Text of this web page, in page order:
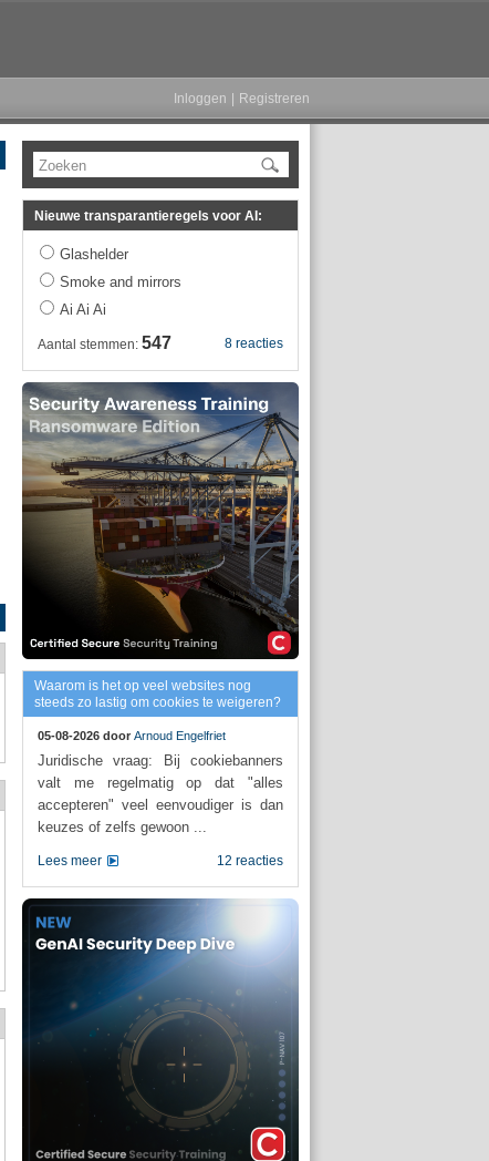
Inloggen Registreren
Zoeken
Nieuwe transparantieregels voor AI:
Glashelder
Smoke and mirrors
Ai Ai Ai
8 reacties
Aantal stemmen: 547
Waarom is het op veel websites nog
steeds zo lastig om cookies te weigeren?
05-08-2026 door Arnoud Engelfriet
Juridische vraag: Bij cookiebanners
valt me regelmatig op dat "alles
accepteren" veel eenvoudiger is dan
keuzes of zelfs gewoon ...
12 reacties
Lees meer